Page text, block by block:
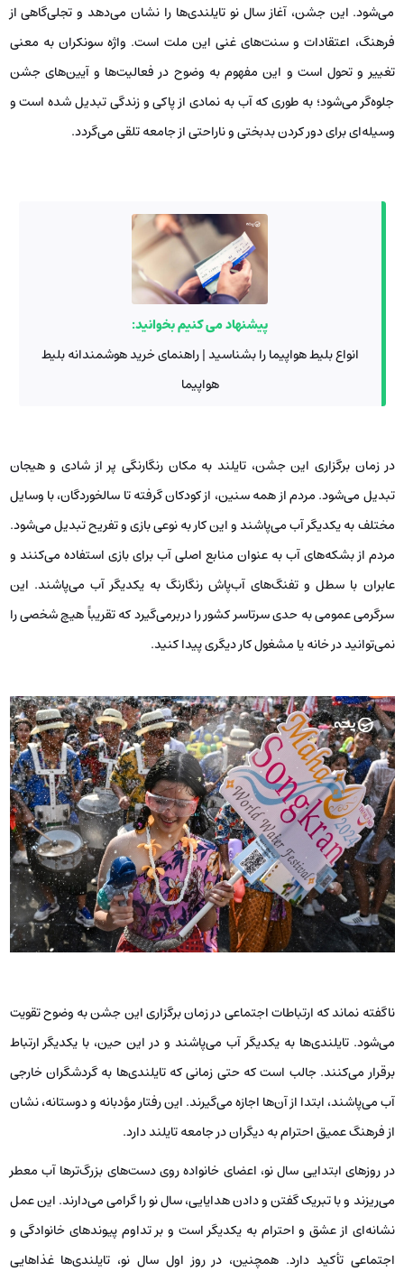
می‌شود. این جشن، آغاز سال نو تایلندی‌ها را نشان می‌دهد و تجلی‌گاهی از
فرهنگ، اعتقادات و سنت‌های غنی این ملت است. واژه سونکران به معنی
تغییر و تحول است و این مفهوم به وضوح در فعاليت‌ها و آیین‌های جشن
جلوه‌گر می‌شود؛ به طوری که آب به نمادی از پاکی و زندگی تبدیل شده است و
وسیله‌ای برای دور کردن بدبختی و ناراحتی از جامعه تلقی می‌گردد.
پیشنهاد می کنیم بخوانید:
انواع بلیط هواپیما را بشناسید | راهنمای خرید هوشمندانه بلیط
هواپیما
در زمان برگزاری این جشن، تایلند به مکان رنگارنگی پر از شادی و هیجان
تبدیل می‌شود. مردم از همه سنین، از کودکان گرفته تا سالخوردگان، با وسایل
مختلف به یکدیگر آب می‌پاشند و این کار به نوعی بازی و تفریح تبدیل می‌شود.
مردم از بشکه‌های آب به ‌عنوان منابع اصلی آب برای بازی استفاده می‌کنند و
عابران با سطل و تفنگ‌های آب‌پاش رنگارنگ به یکدیگر آب می‌پاشند. این
سرگرمی عمومی به حدی سرتاسر کشور را دربرمی‌گیرد که تقریباً هیچ شخصی را
نمی‌توانید در خانه یا مشغول کار دیگری پیدا کنید.
ناگفته نماند که ارتباطات اجتماعی در زمان برگزاری این جشن به وضوح تقویت
می‌شود. تایلندی‌ها به یکدیگر آب می‌پاشند و در این حین، با یکدیگر ارتباط
برقرار می‌کنند. جالب است که حتی زمانی که تایلندی‌ها به گردشگران خارجی
آب می‌پاشند، ابتدا از آن‌ها اجازه می‌گیرند. این رفتار مؤدبانه و دوستانه، نشان
از فرهنگ عمیق احترام به دیگران در جامعه تایلند دارد.
در روزهای ابتدایی سال نو، اعضای خانواده روی دست‌های بزرگ‌ترها آب معطر
می‌ریزند و با تبریک گفتن و دادن هدایایی، سال نو را گرامی می‌دارند. این عمل
نشانه‌ای از عشق و احترام به یکدیگر است و بر تداوم پیوندهای خانوادگی و
اجتماعی تأکید دارد. همچنین، در روز اول سال نو، تایلندی‌ها غذاهایی